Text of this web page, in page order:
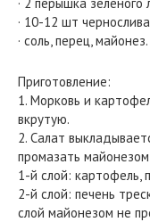
· 10-12 шт чернослива
· соль, перец, майонез.
Приготовление:
1. Морковь и
вкрутую.
2. Салат
промазать
1-й слой: картофель,
2-й слой: печень
слой майонезом не